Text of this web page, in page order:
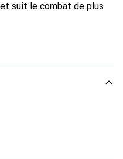
suit le combat de plus
aux confins de la
l'un des derniers Jedi
durant les temps
jusqu'où est-il prêt à
équipage et l'héritage de